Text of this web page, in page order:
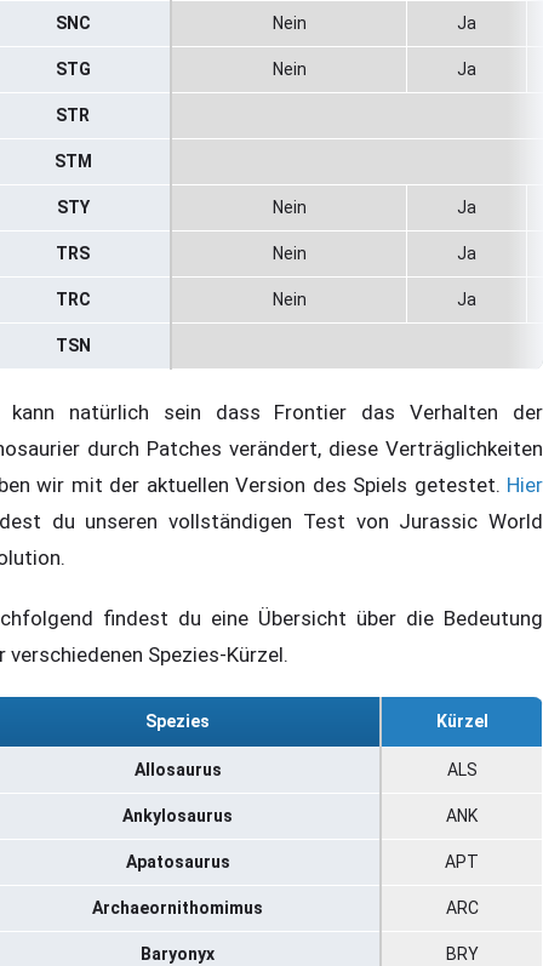
SNC Nein Ja
STG Nein Ja
STR
STM
STY Nein Ja
TRS Nein Ja
TRC Nein Ja
TSN
kann natürlich sein dass Frontier das Verhalten der
durch Patches verändert, diese Verträglichkeiten
wir mit der aktuellen Version des Spiels getestet. Hier
du unseren vollständigen Test von Jurassic World
findest du eine Übersicht über die Bedeutung
verschiedenen Spezies-Kürzel.
Spezies Kürzel
Allosaurus ALS
Ankylosaurus ANK
Apatosaurus APT
Archaeornithomimus ARC
Baryonyx BRY